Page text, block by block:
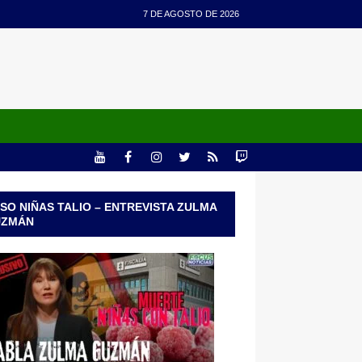
7 DE AGOSTO DE 2026
NIÑAS TALIO – ENTREVISTA ZULMA